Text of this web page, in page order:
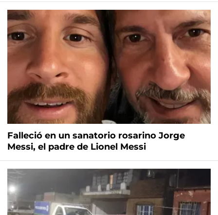
Falleció en un sanatorio rosarino Jorge
Messi, el padre de Lionel Messi